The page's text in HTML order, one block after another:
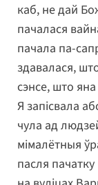
каб, не дай
пачалася
пачала па-
здавалася,
сэнсе, што
Я запісвала
чула ад
мімалётныя
пасля